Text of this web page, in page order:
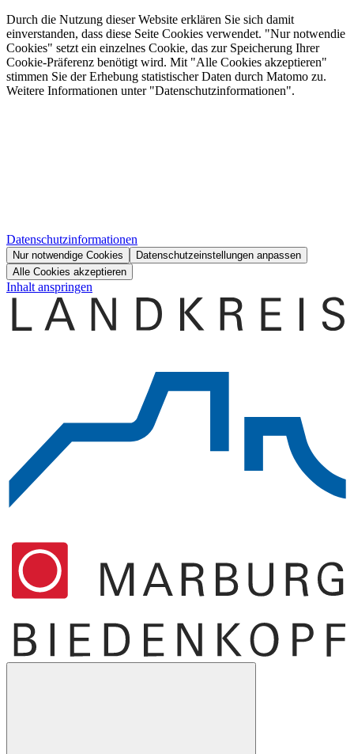
Durch die Nutzung dieser Website erklären Sie sich damit
einverstanden, dass diese Seite Cookies verwendet. "Nur notwendie
Cookies" setzt ein einzelnes Cookie, das zur Speicherung Ihrer
Cookie-Präferenz benötigt wird. Mit "Alle Cookies akzeptieren"
stimmen Sie der Erhebung statistischer Daten durch Matomo zu.
Weitere Informationen unter "Datenschutzinformationen".
Datenschutzinformationen
Nur notwendige Cookies
Datenschutzeinstellungen anpassen
Alle Cookies akzeptieren
Inhalt anspringen